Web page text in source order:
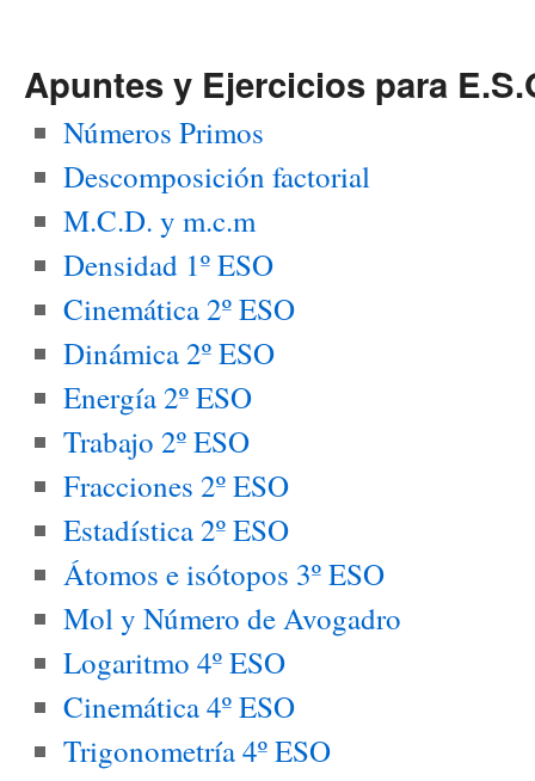
Apuntes y Ejercicios para
Números Primos
Descomposición factorial
M.C.D. y m.c.m
Densidad 1º ESO
Cinemática 2º ESO
Dinámica 2º ESO
Energía 2º ESO
Trabajo 2º ESO
Fracciones 2º ESO
Estadística 2º ESO
Átomos e isótopos 3º ESO
Mol y Número de Avogadro
Logaritmo 4º ESO
Cinemática 4º ESO
Trigonometría 4º ESO